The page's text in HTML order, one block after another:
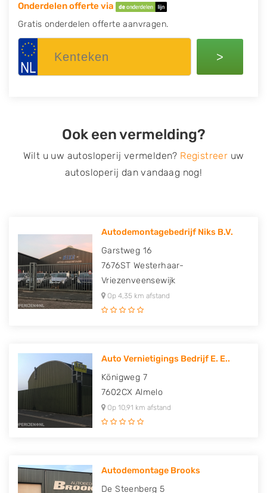
Onderdelen offerte via
Gratis onderdelen offerte aanvragen.
>
Ook een vermelding?
Wilt u uw autosloperij vermelden? Registreer uw
autosloperij dan vandaag nog!
Autodemontagebedrijf Niks B.V.
Garstweg 16
7676ST Westerhaar-
Vriezenveensewijk
Op 4,35 km afstand
Auto Vernietigings Bedrijf E. E..
Königweg 7
7602CX Almelo
Op 10,91 km afstand
Autodemontage Brooks
De Steenberg 5